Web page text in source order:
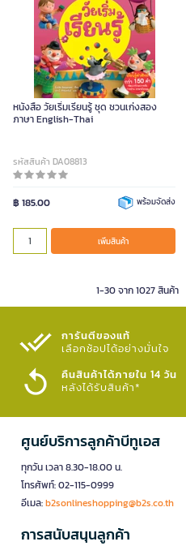
หนังสือ วัยเริ่มเรียนรู้ ชุด ชวนเก่งสอง
ภาษา English-Thai
รหัสสินค้า DA08813
฿ 185.00 พร้อมจัดส่ง
เพิ่มสินค้า
1-30 จาก 1027 สินค้า
การันตีของแท้
เลือกช้อปได้อย่างมั่นใจ​
คืนสินค้าได้ภายใน 14 วัน
หลังได้รับสินค้า*
ศูนย์บริการลูกค้าบีทูเอส
ทุกวัน เวลา 8.30-18.00 น.
โทรศัพท์: 02-115-0999
อีเมล:b2sonlineshopping@b2s.co.th
การสนับสนุนลูกค้า